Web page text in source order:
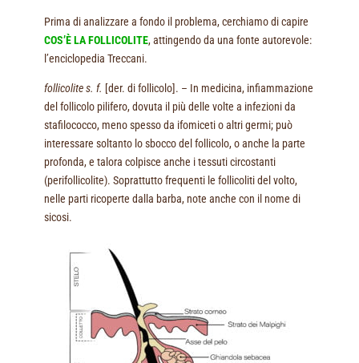
Prima di analizzare a fondo il problema, cerchiamo di capire
COS’È LA FOLLICOLITE, attingendo da una fonte autorevole:
l’enciclopedia Treccani.
follicolite s. f. [der. di follicolo]. – In medicina, infiammazione
del follicolo pilifero, dovuta il più delle volte a infezioni da
stafilococco, meno spesso da ifomiceti o altri germi; può
interessare soltanto lo sbocco del follicolo, o anche la parte
profonda, e talora colpisce anche i tessuti circostanti
(perifollicolite). Soprattutto frequenti le follicoliti del volto,
nelle parti ricoperte dalla barba, note anche con il nome di
sicosi.